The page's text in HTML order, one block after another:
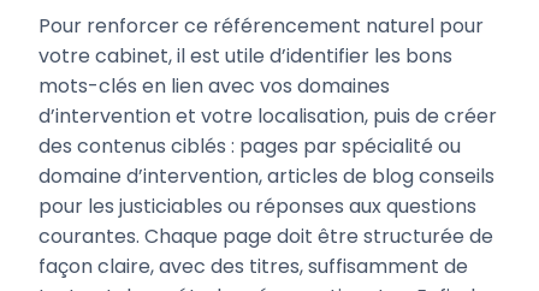
site d’apparaître dans
les résultats de
recherche sur Google,
particulièrement
lorsqu’un prospect tape
des expressions précises
comme “avocat droit du
travail Lyon” ou “avocat
succession Bordeaux”.
Pour renforcer ce référencement naturel pour
votre cabinet, il est utile d’identifier les bons
mots-clés en lien avec vos domaines
d’intervention et votre localisation, puis de créer
des contenus ciblés : pages par spécialité ou
domaine d’intervention, articles de blog conseils
pour les justiciables ou réponses aux questions
courantes. Chaque page doit être structurée de
façon claire, avec des titres, suffisamment de